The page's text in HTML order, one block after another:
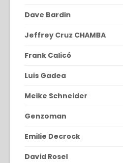
Dave Bardin
Jeffrey Cruz CHAMBA
Frank Calicó
Luis Gadea
Meike Schneider
Genzoman
Emilie Decrock
David Rosel